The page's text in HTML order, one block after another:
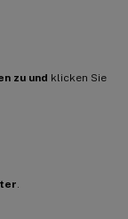
zu und klicken Sie